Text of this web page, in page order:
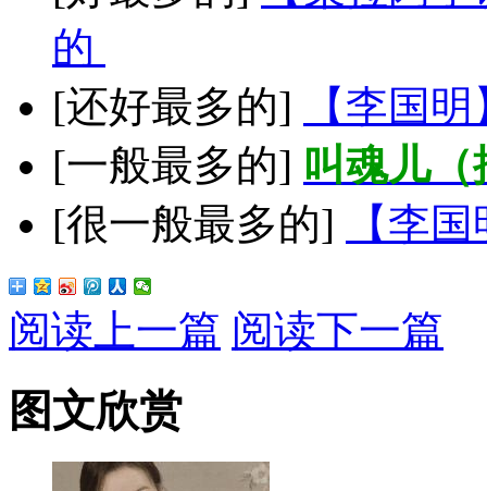
的
[还好最多的]
【李国
[一般最多的] 叫魂儿
[很一般最多的]
【李
阅读上一篇 阅读下一篇
图文欣赏